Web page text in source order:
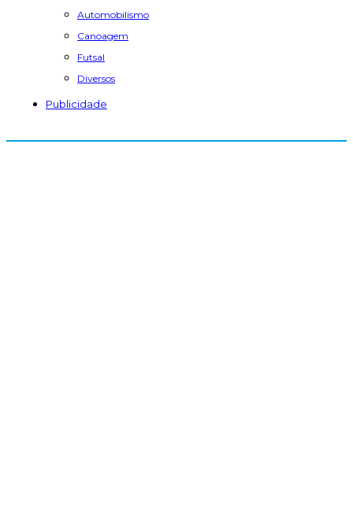
Automobilismo
Canoagem
Futsal
Diversos
Publicidade